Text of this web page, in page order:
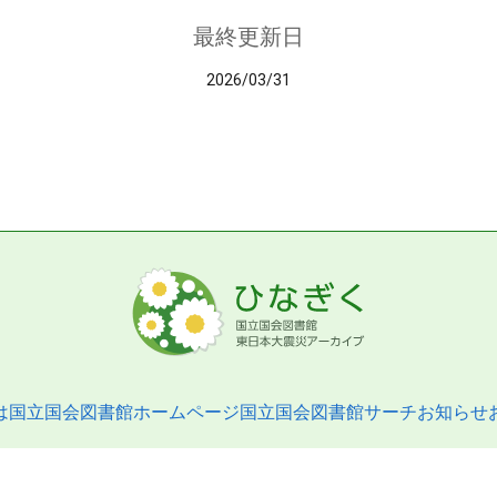
最終更新日
2026/03/31
国立国会図書館ホームページ国立国会図書館サーチお知らせ